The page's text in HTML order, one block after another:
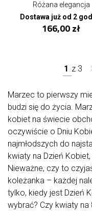
Różana elegancja
Dostawa już od 2
166,00 zł
1 z 3
Marzec to pierwszy
budzi się do życia.
kobiet na świecie
oczywiście o Dniu
najmłodszych do
kwiaty na Dzień
Nieważne, czy to
koleżanka – każdej
tylko, kiedy jest Dzień
wybrać? Czy kwiaty